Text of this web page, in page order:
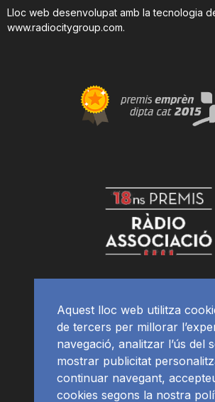
Lloc web desenvolupat amb la tecnologia
www.radiocitygroup.com.
Aquest lloc web utilitza
de tercers per millorar
navegació, analitzar l’ús del
mostrar publicitat
continuar navegant,
cookies segons la nostra